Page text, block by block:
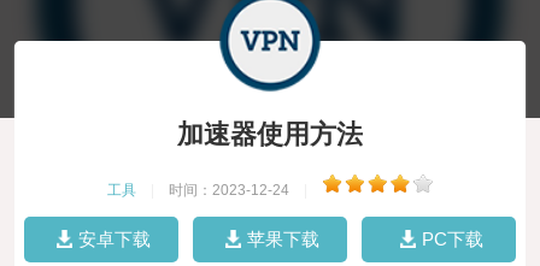
加速器使用方法
工具 时间：2023-12-24
安卓下载 苹果下载 PC下载